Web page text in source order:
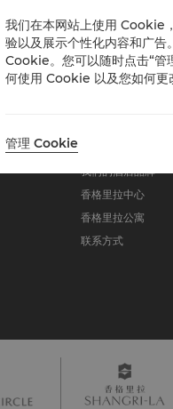
入住时间：下午
退房时间：中午
我们的酒店品牌
香格里拉中心
香格里拉公寓
联系方式
我们在本网站上使用 Cookie
验以及展示个性化内容和广告
Cookie。您可以随时点击“
何使用 Cookie 以及您如何
管理 Cookie